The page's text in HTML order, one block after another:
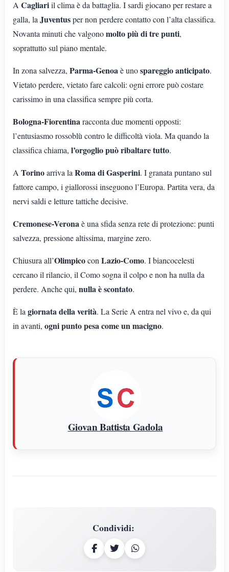
A Cagliariil clima è da battaglia. I sardi giocano per restare a
galla, la Juventusper non perdere contatto con l’alta classifica.
Novanta minuti che valgonomolto più di tre punti,
soprattutto sul piano mentale.
In zona salvezza, Parma-Genoaè unospareggio anticipato.
Vietato perdere, vietato fare calcoli: ogni errore può costare
carissimo in una classifica sempre più corta.
Bologna-Fiorentinaracconta due momenti opposti:
l’entusiasmo rossoblù contro le difficoltà viola. Ma quando la
classifica chiama, l’orgoglio può ribaltare tutto.
A Torinoarriva la Roma di Gasperini. I granata puntano sul
fattore campo, i giallorossi inseguono l’Europa. Partita vera, da
nervi saldi e letture tattiche decisive.
Cremonese-Veronaè una sfida senza rete di protezione: punti
salvezza, pressione altissima, margine zero.
Chiusura all’Olimpicocon Lazio-Como. I biancocelesti
cercano il rilancio, il Como sogna il colpo e non ha nulla da
perdere. Anche qui, nulla è scontato.
È la giornata della verità. La Serie A entra nel vivo e, da qui
in avanti, ogni punto pesa come un macigno.
Giovan Battista Gadola
Condividi: